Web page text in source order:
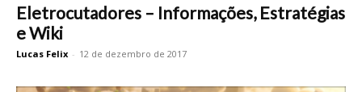
Eletrocutadores – Informações, Estratégias
e Wiki
Lucas Felix - 12 de dezembro de 2017